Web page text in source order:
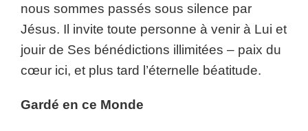
nous sommes passés sous silence par
Jésus. Il invite toute personne à venir à Lui et
jouir de Ses bénédictions illimitées – paix du
cœur ici, et plus tard l’éternelle béatitude.
Gardé en ce Monde